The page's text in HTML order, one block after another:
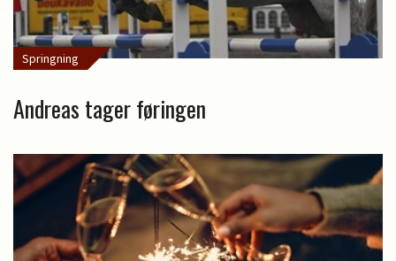
Springning
Andreas tager føringen